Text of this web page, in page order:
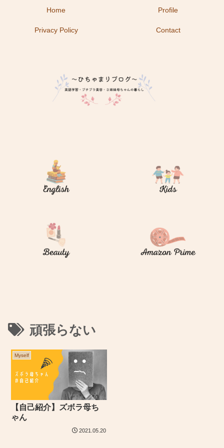
Home Profile
Privacy Policy Contact
頑張らない
Myself
【自己紹介】ズボラ母ち
ゃん
2021.05.20